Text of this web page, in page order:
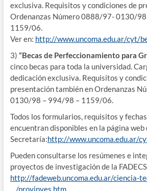
exclusiva. Requisitos y condiciones de
Ordenanzas Número 0888/97- 0130/
1159/06.
Ver en: http://www.uncoma.edu.ar/cyt/
3) “Becas de Perfeccionamiento para
cinco becas para toda la universidad.
dedicación exclusiva. Requisitos y
presentación también en Ordenanzas
0130/98 – 994/98 – 1159/06.
Todos los formularios, requisitos y
encuentran disponibles en la página web
Secretaría:http://www.uncoma.edu.ar/
Pueden consultarse los resúmenes e
proyectos de investigación de la
http://fadeweb.uncoma.edu.ar/ciencia-
…/proyinves.htm